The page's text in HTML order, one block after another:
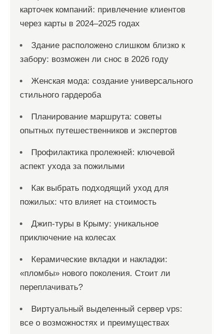
карточек компаний: привлечение клиентов
через карты в 2024–2025 годах
Здание расположено слишком близко к
забору: возможен ли снос в 2026 году
Женская мода: создание универсального
стильного гардероба
Планирование маршрута: советы
опытных путешественников и экспертов
Профилактика пролежней: ключевой
аспект ухода за пожилыми
Как выбрать подходящий уход для
пожилых: что влияет на стоимость
Джип-туры в Крыму: уникальное
приключение на колесах
Керамические вкладки и накладки:
«пломбы» нового поколения. Стоит ли
переплачивать?
Виртуальный выделенный сервер vps:
все о возможностях и преимуществах